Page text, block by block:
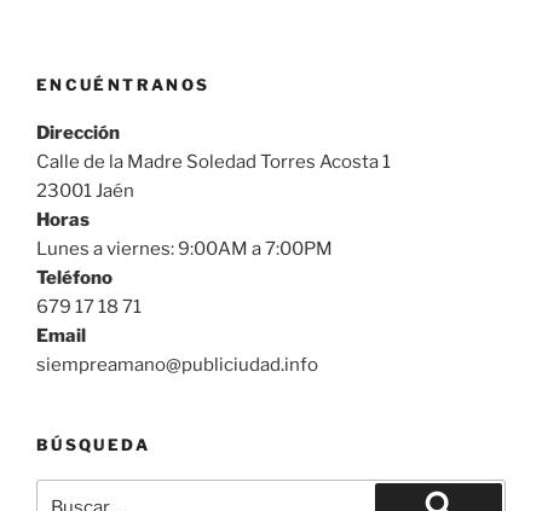
ENCUÉNTRANOS
Dirección
Calle de la Madre Soledad Torres Acosta 1
23001 Jaén
Horas
Lunes a viernes: 9:00AM a 7:00PM
Teléfono
679 17 18 71
Email
siempreamano@publiciudad.info
BÚSQUEDA